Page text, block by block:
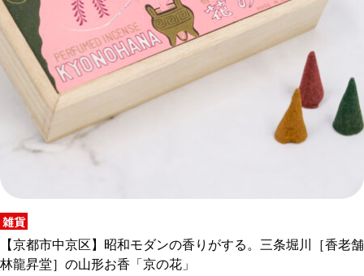
雑貨
【京都市中京区】昭和モダンの香りがする。三条堀川［香老舗
林龍昇堂］の山形お香「京の花」